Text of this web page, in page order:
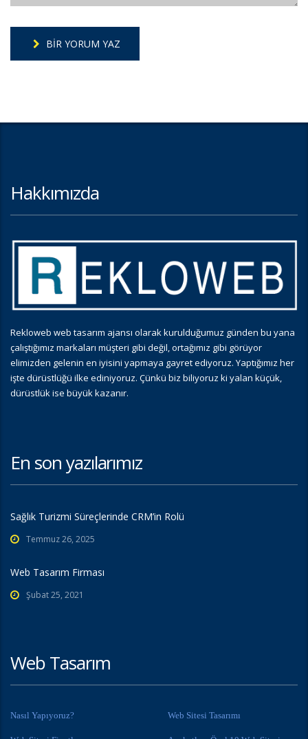
BIR YORUM YAZ
Hakkımızda
Rekloweb web tasarım ajansı olarak kurulduğumuz günden bu yana
çalıştığımız markaları müşteri gibi değil, ortağımız gibi görüyor
elimizden gelenin en iyisini yapmaya gayret ediyoruz. Yaptığımız her
işte dürüstlüğü ilke ediniyoruz. Çünkü biz biliyoruz ki yalan küçük,
dürüstlük ise büyük kazanır.
En son yazılarımız
Sağlık Turizmi Süreçlerinde CRM’in Rolü
Temmuz 26, 2025
Web Tasarım Firması
Şubat 25, 2021
Web Tasarım
Nasıl Yapıyoruz? Web Sitesi Tasarımı